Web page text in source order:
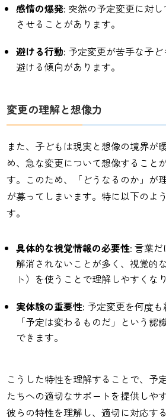
感情の爆発: 突然の予定変更に対
させることがあります。
避ける行動: 予定変更が苦手な子
避ける傾向があります。
変更の理解と想像力
また、子どもは現実と想像の境界が
め、急な変更について想像すること
す。このため、「どうなるのか」が
が募ってしまいます。特に以下のよ
す。
具体的な視覚情報の必要性: 言葉
解消されないことが多く、視覚的
ト）を使うことで理解しやすくな
実体験の重要性: 予定変更を何度も
「予定は変わるものだ」という認
できます。
こうした特性を理解することで、予
たちへの適切なサポートを提供しや
彼らの特性を理解し、適切に対応す